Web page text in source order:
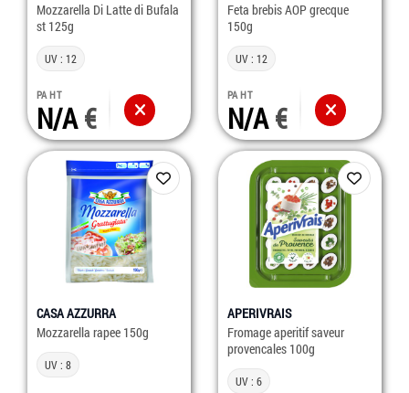
Mozzarella Di Latte di Bufala
st 125g
UV : 12
PA HT
N/A
Feta brebis AOP grecque
150g
UV : 12
PA HT
N/A
CASA AZZURRA
Mozzarella rapee 150g
UV : 8
APERIVRAIS
Fromage aperitif saveur
provencales 100g
UV : 6